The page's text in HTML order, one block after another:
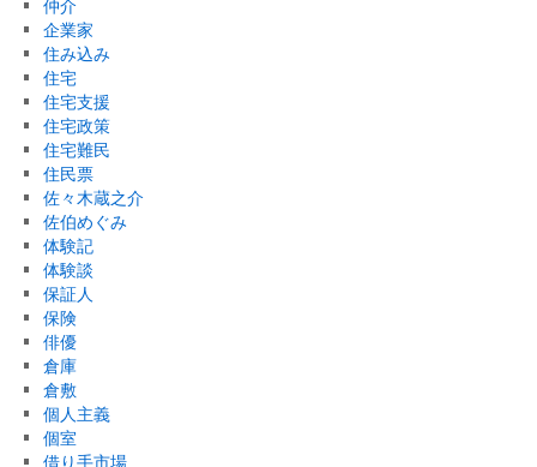
仲介
企業家
住み込み
住宅
住宅支援
住宅政策
住宅難民
住民票
佐々木蔵之介
佐伯めぐみ
体験記
体験談
保証人
保険
俳優
倉庫
倉敷
個人主義
個室
借り手市場